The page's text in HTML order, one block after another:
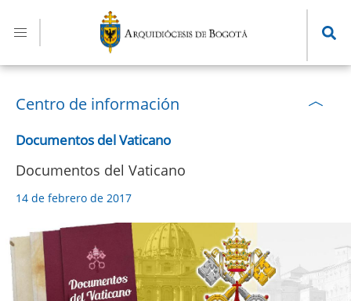
contenido
principal
Centro de información
Documentos del Vaticano
Documentos del Vaticano
14 de febrero de 2017